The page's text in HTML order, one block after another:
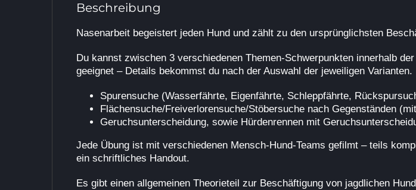
Beschreibung
Nasenarbeit begeistert jeden Hund und zählt zu den ursprünglichsten
Du kannst zwischen 3 verschiedenen Themen-Schwerpunkten innerhalb
geeignet – Details bekommst du nach der Auswahl der jeweiligen Varianten.
Spurensuche (Wasserfährte, Eigenfährte, Schleppfährte,
Flächensuche/Freiverlorensuche/Stöbersuche nach Gegenständen
Geruchsunterscheidung, sowie Hürdenrennen mit
Jede Übung ist mit verschiedenen Mensch-Hund-Teams gefilmt – teils
ein schriftliches Handout.
Es gibt einen allgemeinen Theorieteil zur Beschäftigung von jagdlichen